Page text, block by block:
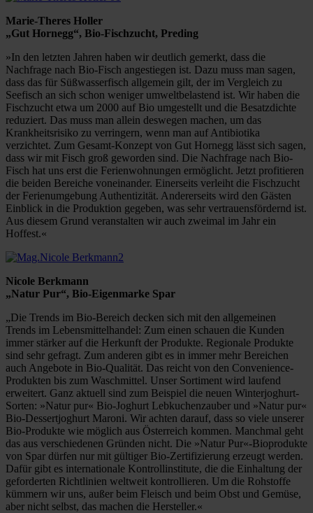
Marie-Theres Holler
„Gut Hornegg“, Bio-Fischzucht, Preding
»In den letzten Jahren haben wir deutlich gemerkt, dass die
Nachfrage nach Bio-Fisch angestiegen ist. Dazu muss man sagen,
dass das für Süßwasserfisch allgemein gilt, der im Vergleich zu
Seefisch an sich schon weniger umweltbelastend ist. Wir haben die
Fischzucht etwa um 2000 auf Bio umgestellt und die Besatzdichte
reduziert. Das muss man allein deswegen machen, um das
Krankheitsrisiko zu verringern, wenn man auf Antibiotika
verzichtet. Zum Gesamt-Konzept von Gut Hornegg lässt sich sagen,
dass wir mit Fisch groß geworden sind. Die Nachfrage nach Bio-
Fisch hat uns erst die Ferienwohnungen ermöglicht. Jetzt profitieren
die beiden Bereiche voneinander. Einerseits verleiht die Fischzucht
der Ferienumgebung Authentizität. Andererseits wird den Gästen
Einblick in die Produktion gegeben, was sehr vertrauensfördernd ist.
Aus diesem Grund veranstalten wir auch zweimal im Jahr ein
Hoffest.«
Nicole Berkmann
„Natur Pur“, Bio-Eigenmarke Spar
„Die Trends im Bio-Bereich decken sich mit den allgemeinen
Trends im Lebensmittelhandel: Zum einen schauen die Kunden
immer stärker auf die Herkunft der Produkte. Regionale Produkte
sind sehr gefragt. Zum anderen gibt es in immer mehr Bereichen
auch Angebote in Bio-Qualität. Das reicht von den Convenience-
Produkten bis zum Waschmittel. Unser Sortiment wird laufend
erweitert. Ganz aktuell sind zum Beispiel die neuen Winterjoghurt-
Sorten: »Natur pur« Bio-Joghurt Lebkuchenzauber und »Natur pur«
Bio-Dessertjoghurt Maroni. Wir achten darauf, dass so viele unserer
Bio-Produkte wie möglich aus Österreich kommen. Manchmal geht
das aus verschiedenen Gründen nicht. Die »Natur Pur«-Bioprodukte
von Spar dürfen nur mit gültiger Bio-Zertifizierung erzeugt werden.
Dafür gibt es internationale Kontrollinstitute, die die Einhaltung der
geforderten Richtlinien weltweit kontrollieren. Um die Rohstoffe
kümmern wir uns, außer beim Fleisch und beim Obst und Gemüse,
aber nicht selbst, das machen die Hersteller.«